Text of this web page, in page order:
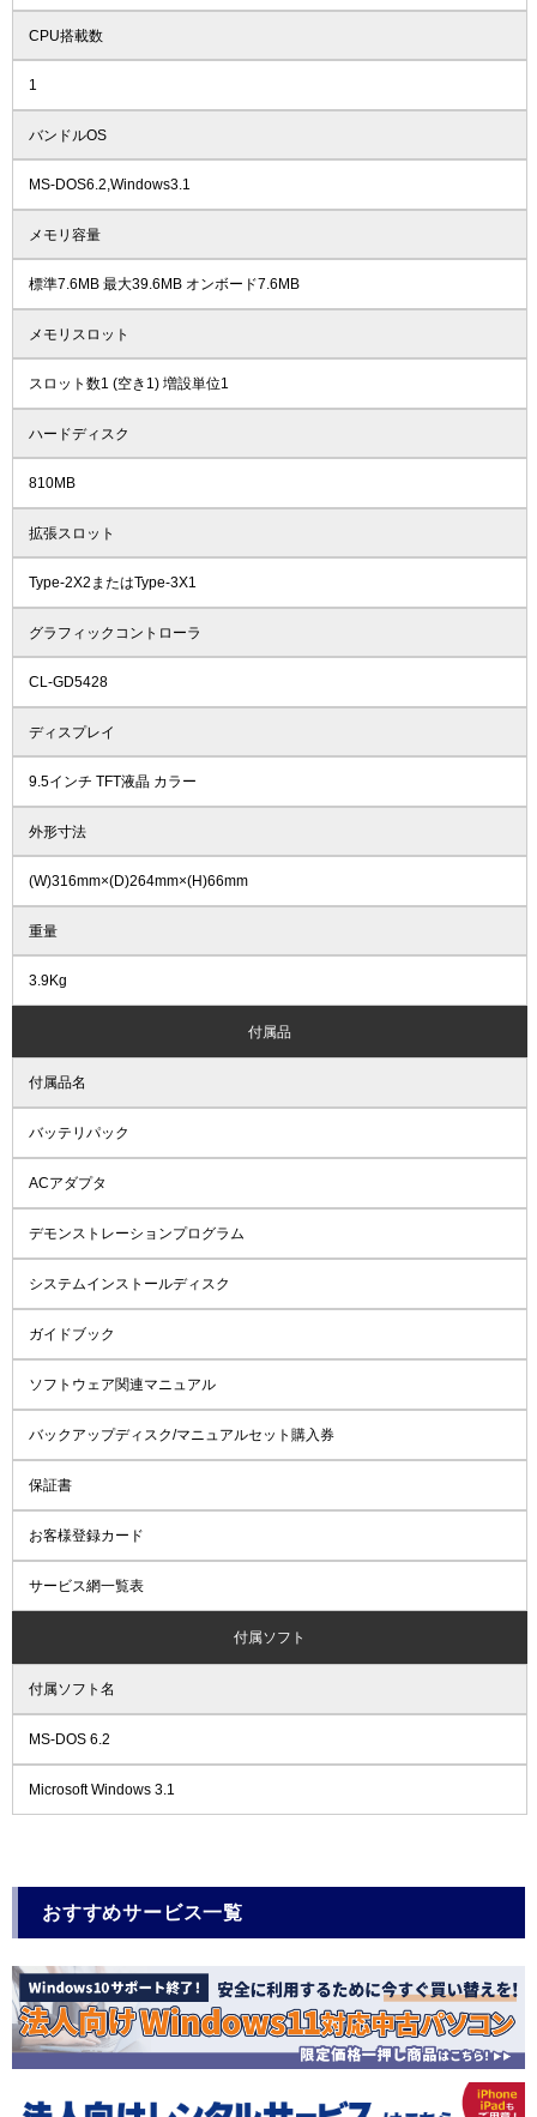
CPU搭載数
1
バンドルOS
MS-DOS6.2,Windows3.1
メモリ容量
標準7.6MB 最大39.6MB オンボード7.6MB
メモリスロット
スロット数1 (空き1) 増設単位1
ハードディスク
810MB
拡張スロット
Type-2X2またはType-3X1
グラフィックコントローラ
CL-GD5428
ディスプレイ
9.5インチ TFT液晶 カラー
外形寸法
(W)316mm×(D)264mm×(H)66mm
重量
3.9Kg
付属品
付属品名
バッテリパック
ACアダプタ
デモンストレーションプログラム
システムインストールディスク
ガイドブック
ソフトウェア関連マニュアル
バックアップディスク/マニュアルセット購入券
保証書
お客様登録カード
サービス網一覧表
付属ソフト
付属ソフト名
MS-DOS 6.2
Microsoft Windows 3.1
おすすめサービス一覧